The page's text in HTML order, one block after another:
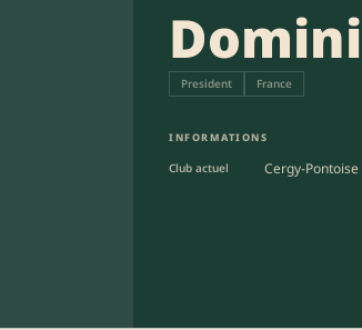
President France
INFORMATIONS
Club actuel Cergy-Pontoise